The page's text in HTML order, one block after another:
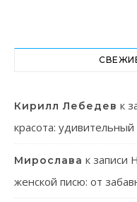
Кирилл Лебедев к
красота:
Мирослава к записи
женской писю: от